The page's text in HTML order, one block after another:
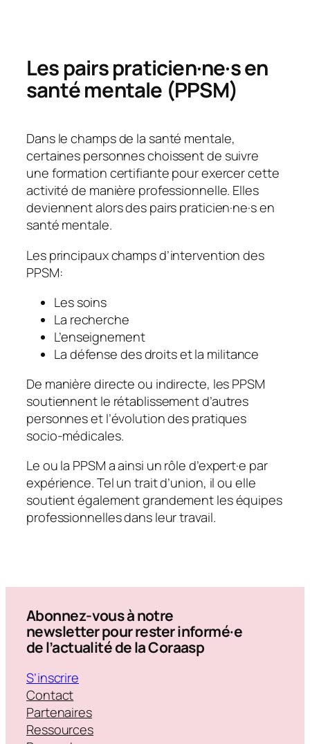
Les pairs praticien·ne·s en
santé mentale (PPSM)
Dans le champs de la santé mentale,
certaines personnes choissent de suivre
une formation certifiante pour exercer cette
activité de manière professionnelle. Elles
deviennent alors des pairs praticien·ne·s en
santé mentale.
Les principaux champs d’intervention des
PPSM:
Les soins
La recherche
L’enseignement
La défense des droits et la militance
De manière directe ou indirecte, les PPSM
soutiennent le rétablissement d’autres
personnes et l’évolution des pratiques
socio-médicales.
Le ou la PPSM a ainsi un rôle d’expert·e par
expérience. Tel un trait d’union, il ou elle
soutient également grandement les équipes
professionnelles dans leur travail.
Abonnez-vous à notre
newsletter pour rester informé·e
de l’actualité de la Coraasp
S’inscrire
Contact
Partenaires
Ressources